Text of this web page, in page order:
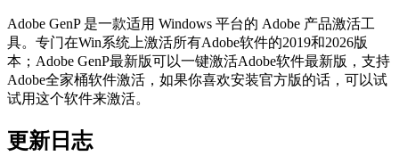
Adobe GenP 是一款适用 Windows 平台的 Adobe 产品激活工
具。专门在Win系统上激活所有Adobe软件的2019和2026版
本；Adobe GenP最新版可以一键激活Adobe软件最新版，支持
Adobe全家桶软件激活，如果你喜欢安装官方版的话，可以试
试用这个软件来激活。
更新日志